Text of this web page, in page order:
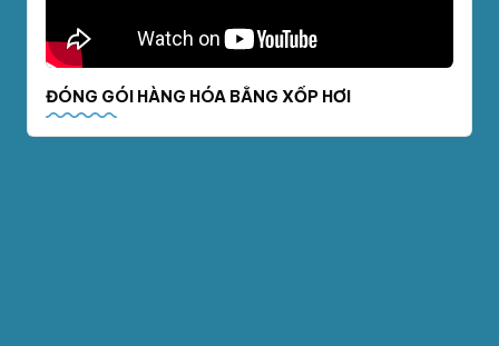
ĐÓNG GÓI HÀNG HÓA BẰNG XỐP HƠI